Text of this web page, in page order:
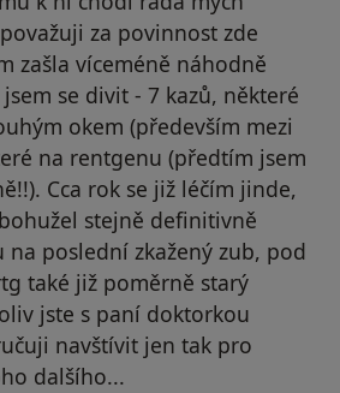
za povinnost zde
zašla víceméně náhodně
se divit - 7 kazů, některé
okem (především mezi
na rentgenu (předtím jsem
Cca rok se již léčím jinde,
stejně definitivně
poslední zkažený zub, pod
také již poměrně starý
jste s paní doktorkou
navštívit jen tak pro
dalšího...